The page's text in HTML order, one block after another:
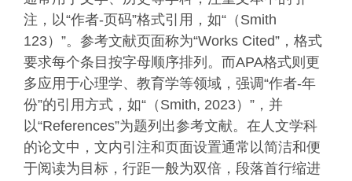
注，以“作者-页码”格式引用，如“（Smith
123）”。参考文献页面称为“Works Cited”，格式
要求每个条目按字母顺序排列。而APA格式则更
多应用于心理学、教育学等领域，强调“作者-年
份”的引用方式，如“（Smith, 2023）”，并
以“References”为题列出参考文献。在人文学科
的论文中，文内引注和页面设置通常以简洁和便
于阅读为目标，行距一般为双倍，段落首行缩进